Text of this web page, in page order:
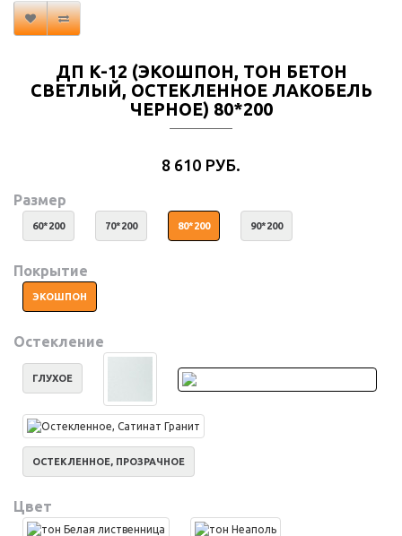
ДП K-12 (ЭКОШПОН, ТОН БЕТОН
СВЕТЛЫЙ, ОСТЕКЛЕННОЕ ЛАКОБЕЛЬ
ЧЕРНОЕ) 80*200
8 610 РУБ.
Размер
60*200 70*200 80*200 90*200
Покрытие
ЭКОШПОН
Остекление
ГЛУХОЕ
ОСТЕКЛЕННОЕ, ПРОЗРАЧНОЕ
Цвет